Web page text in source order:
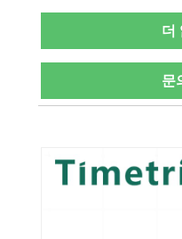
더
문